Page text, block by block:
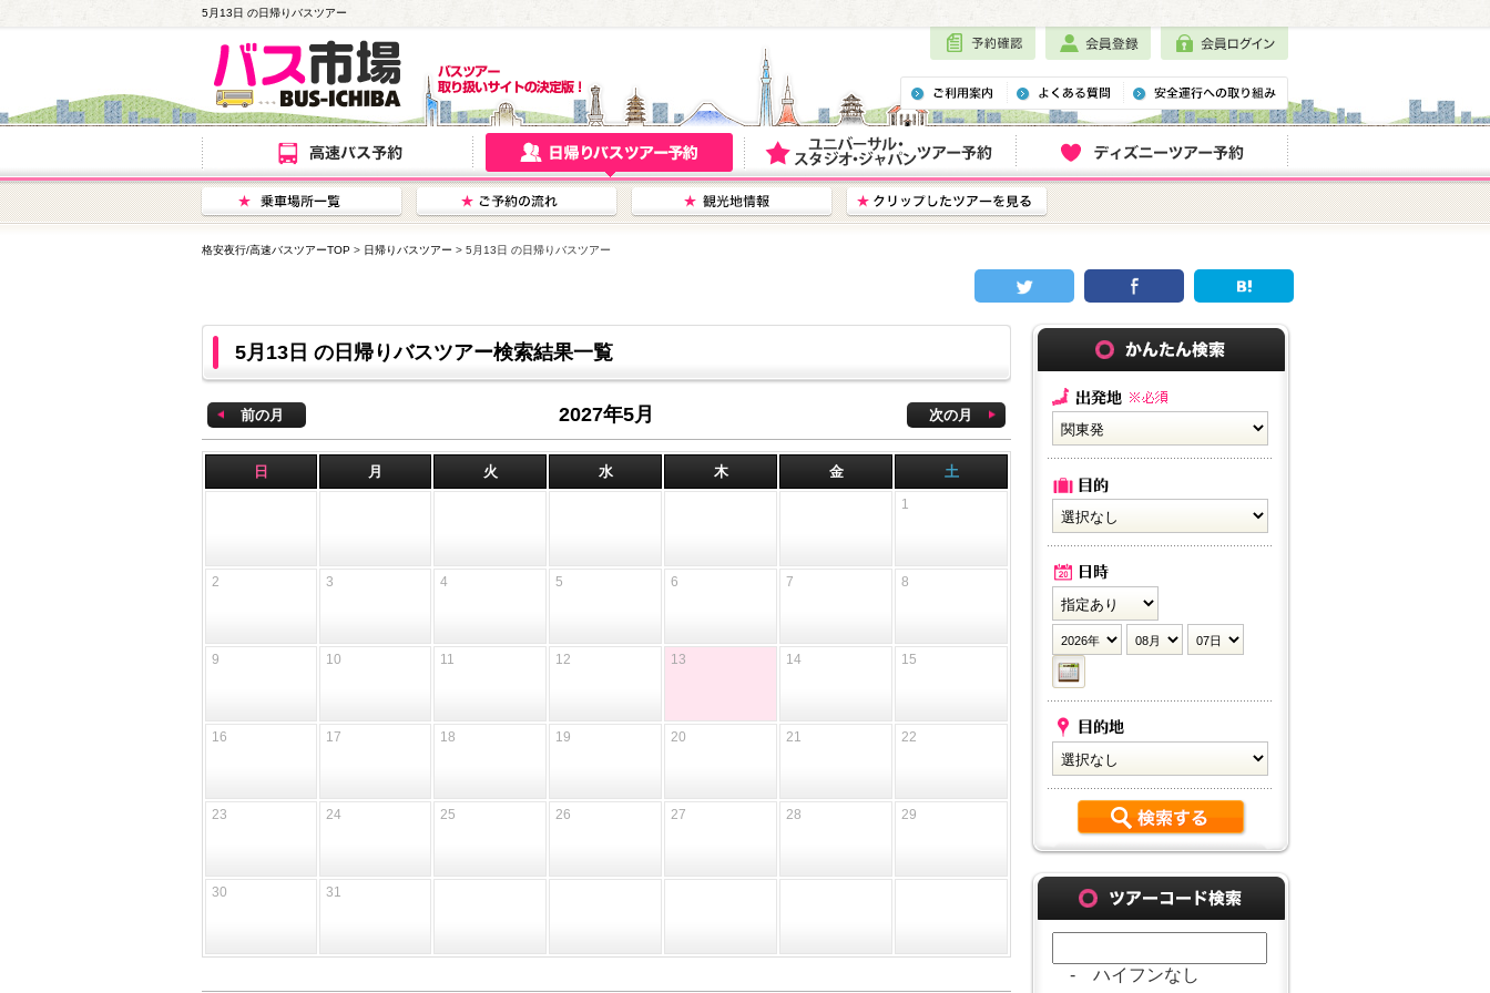
5月13日 の日帰りバスツアー
格安夜行/高速バスツアーTOP > 日帰りバスツアー > 5月13日 の日帰りバスツアー
- ハイフンなし
5月13日 の日帰りバスツアー検索結果一覧
前の月 次の月
2027年5月
日 月 火 水 木 金 土
1
2 3 4 5 6 7 8
9 10 11 12 13 14 15
16 17 18 19 20 21 22
23 24 25 26 27 28 29
30 31